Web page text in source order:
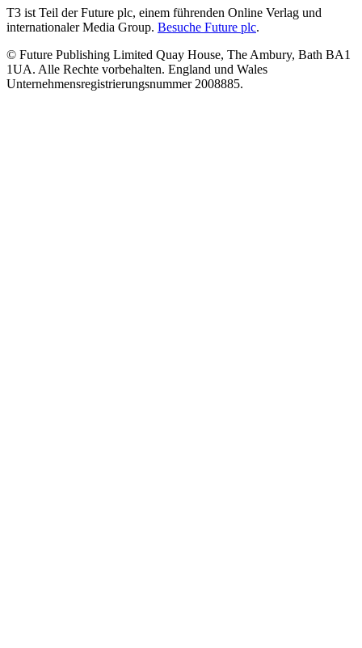
T3 ist Teil der Future plc, einem führenden Online Verlag und
internationaler Media Group. Besuche Future plc.
© Future Publishing Limited Quay House, The Ambury, Bath BA1
1UA. Alle Rechte vorbehalten. England und Wales
Unternehmensregistrierungsnummer 2008885.